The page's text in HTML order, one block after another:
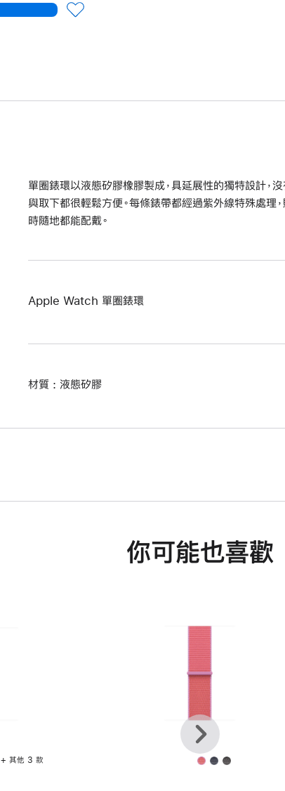
單圈錶環以液態矽膠橡膠製成，具延展性的獨特設計，
與取下都很輕鬆方便。每條錶帶都經過紫外線特殊處理
時隨地都能配戴。
Apple Watch 單圈錶環
材質 : 液態矽膠
你可能也喜歡
+ 其他 3 款
上
一
個
下
一
步